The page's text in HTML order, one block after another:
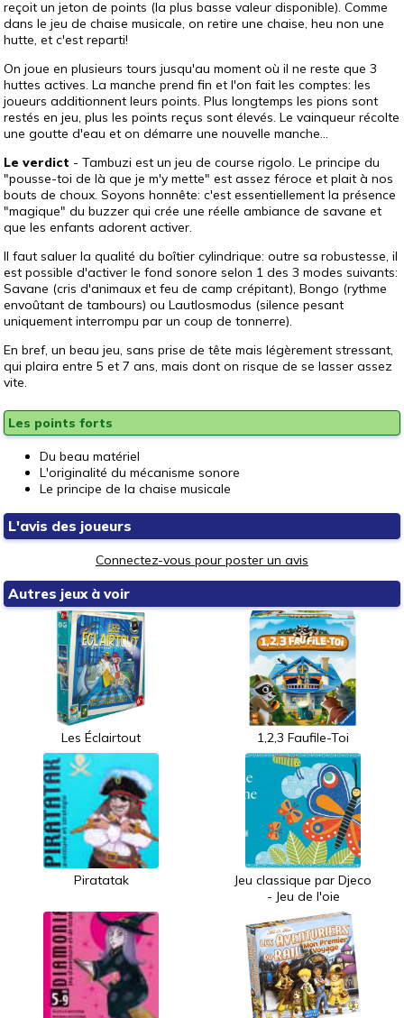
reçoit un jeton de points (la plus basse valeur disponible). Comme
dans le jeu de chaise musicale, on retire une chaise, heu non une
hutte, et c'est reparti!
On joue en plusieurs tours jusqu'au moment où il ne reste que 3
huttes actives. La manche prend fin et l'on fait les comptes: les
joueurs additionnent leurs points. Plus longtemps les pions sont
restés en jeu, plus les points reçus sont élevés. Le vainqueur récolte
une goutte d'eau et on démarre une nouvelle manche...
Le verdict - Tambuzi est un jeu de course rigolo. Le principe du
"pousse-toi de là que je m'y mette" est assez féroce et plait à nos
bouts de choux. Soyons honnête: c'est essentiellement la présence
"magique" du buzzer qui crée une réelle ambiance de savane et
que les enfants adorent activer.
Il faut saluer la qualité du boîtier cylindrique: outre sa robustesse, il
est possible d'activer le fond sonore selon 1 des 3 modes suivants:
Savane (cris d'animaux et feu de camp crépitant), Bongo (rythme
envoûtant de tambours) ou Lautlosmodus (silence pesant
uniquement interrompu par un coup de tonnerre).
En bref, un beau jeu, sans prise de tête mais légèrement stressant,
qui plaira entre 5 et 7 ans, mais dont on risque de se lasser assez
vite.
Les points forts
Du beau matériel
L'originalité du mécanisme sonore
Le principe de la chaise musicale
L'avis des joueurs
Connectez-vous pour poster un avis
Autres jeux à voir
Les Éclairtout 1,2,3 Faufile-Toi
Piratatak
Jeu classique par Djeco
- Jeu de l'oie